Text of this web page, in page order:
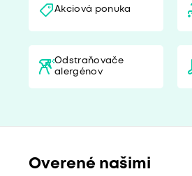
Akciová ponuka
Odstraňovače
alergénov
Overené našimi